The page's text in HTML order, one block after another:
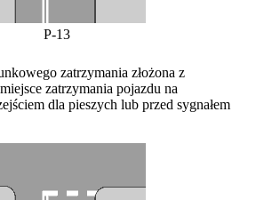
P-13
zatrzymania złożona z
zatrzymania pojazdu na
dla pieszych lub przed sygnałem